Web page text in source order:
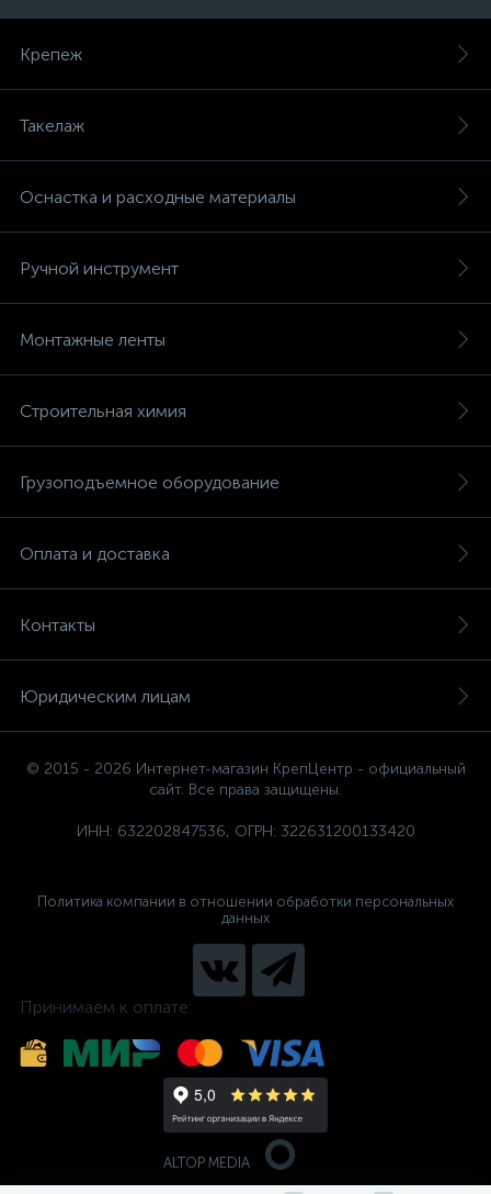
Крепеж
Такелаж
Оснастка и расходные материалы
Ручной инструмент
Монтажные ленты
Строительная химия
Грузоподъемное оборудование
Оплата и доставка
Контакты
Юридическим лицам
© 2015 - 2026 Интернет-магазин КрепЦентр - официальный
сайт. Все права защищены.
ИНН: 632202847536, ОГРН: 322631200133420
Политика компании в отношении обработки персональных
данных
Принимаем к оплате:
ALTOP MEDIA